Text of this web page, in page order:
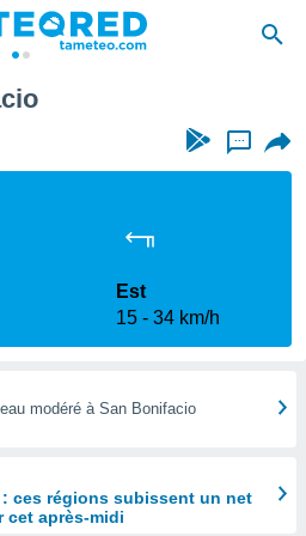
...
Est
15
34 km/h
modéré à San Bonifacio
: ces régions subissent un net
cet après-midi